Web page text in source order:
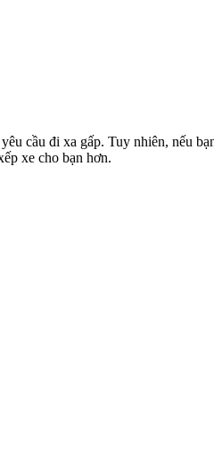
cầu đi xa gấp. Tuy nhiên, nếu
xe cho bạn hơn.